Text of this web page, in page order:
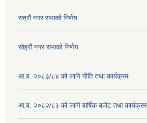
सत्रौं नगर सभाको निर्णय
सोह्रौं नगर सभाको निर्णय
आ.ब. २०८३/८४ को लागि नीति तथा कार्यक्रम
आ.ब. २०८२/८३ को लागि बार्षिक बजेट तथा कार्यक्रम